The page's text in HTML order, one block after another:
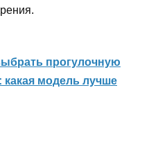
прогулочную
какая модель лучше